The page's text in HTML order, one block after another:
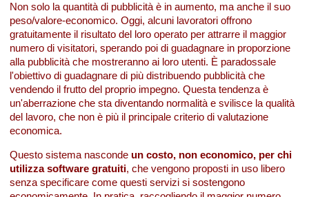
Non solo la quantità di pubblicità è in aumento, ma anche il suo
peso/valore-economico. Oggi, alcuni lavoratori offrono
gratuitamente il risultato del loro operato per attrarre il maggior
numero di visitatori, sperando poi di guadagnare in proporzione
alla pubblicità che mostreranno ai loro utenti. È paradossale
l'obiettivo di guadagnare di più distribuendo pubblicità che
vendendo il frutto del proprio impegno. Questa tendenza è
un'aberrazione che sta diventando normalità e svilisce la qualità
del lavoro, che non è più il principale criterio di valutazione
economica.
Questo sistema nasconde un costo, non economico, per chi
utilizza software gratuiti, che vengono proposti in uso libero
senza specificare come questi servizi si sostengono